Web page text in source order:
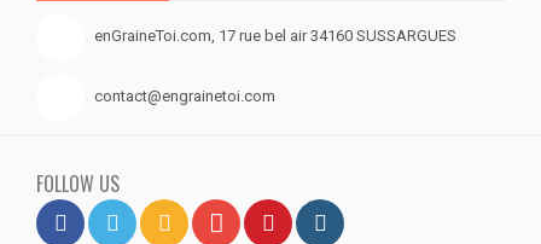
enGraineToi.com, 17 rue bel air 34160 SUSSARGUES
contact@engrainetoi.com
FOLLOW US